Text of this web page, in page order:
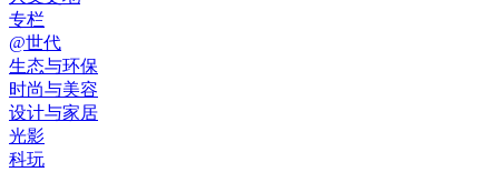
专栏
@世代
生态与环保
时尚与美容
设计与家居
光影
科玩